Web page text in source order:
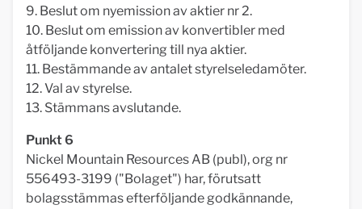
9. Beslut om nyemission av aktier nr 2.
10. Beslut om emission av konvertibler med
åtföljande konvertering till nya aktier.
11. Bestämmande av antalet styrelseledamöter.
12. Val av styrelse.
13. Stämmans avslutande.
Punkt 6
Nickel Mountain Resources AB (publ), org nr
556493-3199 ("Bolaget") har, förutsatt
bolagsstämmas efterföljande godkännande,